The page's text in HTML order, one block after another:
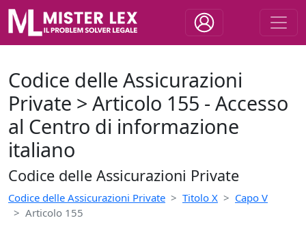
Codice delle Assicurazioni
Private > Articolo 155 - Accesso
al Centro di informazione
italiano
Codice delle Assicurazioni Private
Codice delle Assicurazioni Private Titolo X
Capo V
Articolo 155